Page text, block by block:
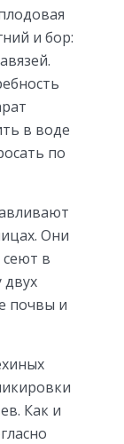
и бор:
в воде
по
Они
сеют в
двух
почвы и
Как и